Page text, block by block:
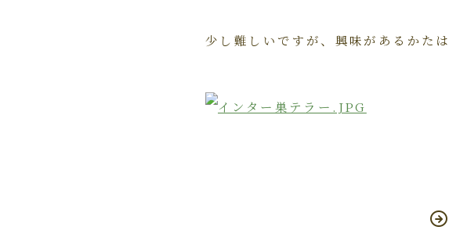
少し難しいですが、興味があるかた